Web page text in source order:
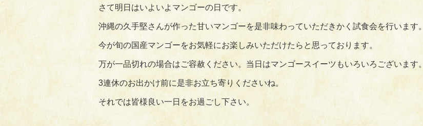
さて明日はいよいよマンゴーの日です。
沖縄の久手堅さんが作った甘いマンゴーを是非味わっていただきかく試食会を行います。
今が旬の国産マンゴーをお気軽にお楽しみいただけたらと思っております。
万が一品切れの場合はご容赦ください。当日はマンゴースイーツもいろいろございます。
3連休のお出かけ前に是非お立ち寄りくださいね。
それでは皆様良い一日をお過ごし下さい。